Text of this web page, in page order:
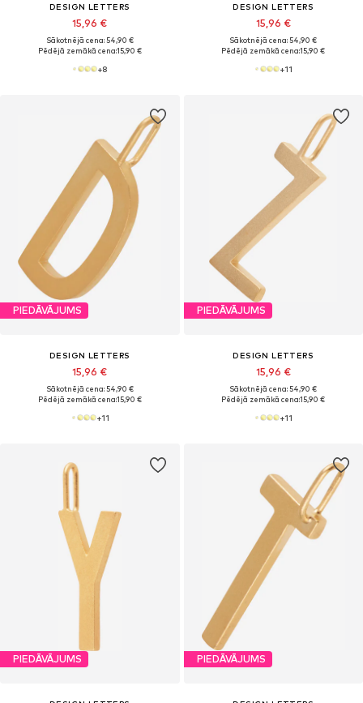
DESIGN LETTERS
15,96 €
Sākotnējā cena: 54,90 €
Pēdējā zemākā cena:15,90 €
+8
DESIGN LETTERS
15,96 €
Sākotnējā cena: 54,90 €
Pēdējā zemākā cena:15,90 €
+11
PIEDĀVĀJUMS
DESIGN LETTERS
15,96 €
Sākotnējā cena: 54,90 €
Pēdējā zemākā cena:15,90 €
+11
PIEDĀVĀJUMS
DESIGN LETTERS
15,96 €
Sākotnējā cena: 54,90 €
Pēdējā zemākā cena:15,90 €
+11
PIEDĀVĀJUMS PIEDĀVĀJUMS